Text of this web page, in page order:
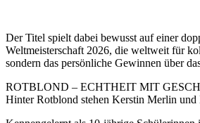
Der Titel spielt dabei bewusst auf einer
Weltmeisterschaft 2026, die weltweit für
sondern das persönliche Gewinnen über
ROTBLOND – ECHTHEIT MIT
Hinter Rotblond stehen Kerstin Merlin und